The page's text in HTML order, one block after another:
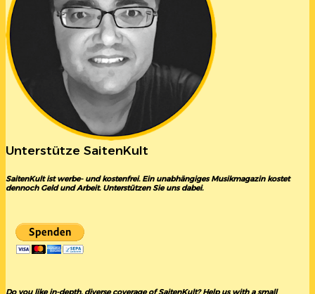
Unterstütze SaitenKult
SaitenKult ist werbe- und kostenfrei. Ein unabhängiges Musikmagazin kostet
dennoch Geld und Arbeit. Unterstützen Sie uns dabei.